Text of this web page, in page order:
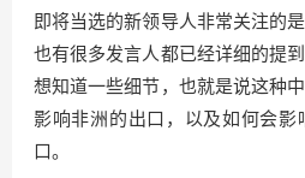
即将当选的新领导人非常关注的
也有很多发言人都已经详细的提
想知道一些细节，也就是说这种
影响非洲的出口，以及如何会
口。